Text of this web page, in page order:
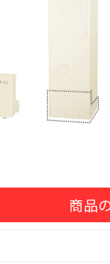
商品